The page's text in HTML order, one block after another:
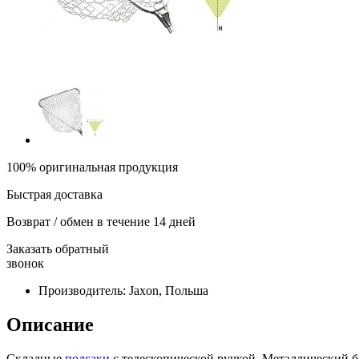
100% оригинальная продукция
Быстрая доставка
Возврат / обмен в течение 14 дней
Заказать обратный
звонок
Производитель: Jaxon, Польша
Описание